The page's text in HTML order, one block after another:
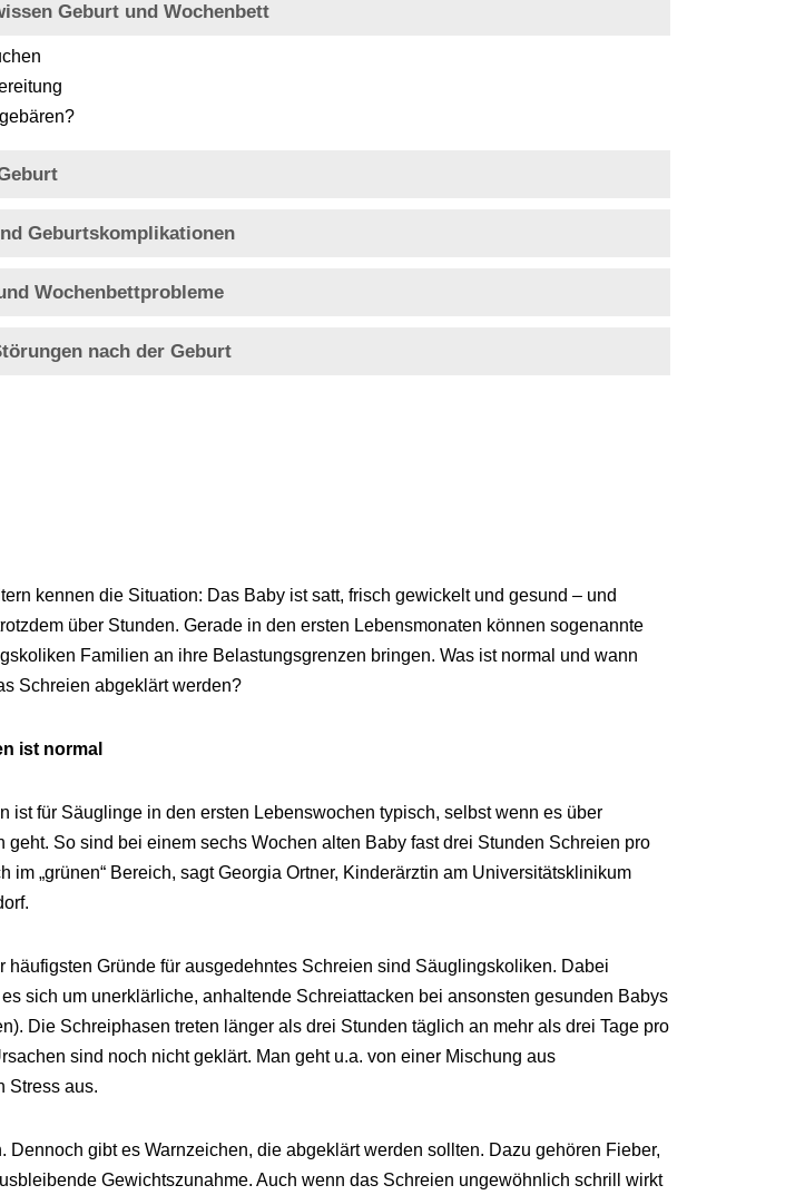
Geburt und Wochenbett
Geburtskomplikationen
Wochenbettprobleme
nach der Geburt
kennen die Situation: Das Baby ist satt, frisch gewickelt und gesund – und
über Stunden. Gerade in den ersten Lebensmonaten können sogenannte
Familien an ihre Belastungsgrenzen bringen. Was ist normal und wann
Schreien abgeklärt werden?
ist normal
ist für Säuglinge in den ersten Lebenswochen typisch, selbst wenn es über
geht. So sind bei einem sechs Wochen alten Baby fast drei Stunden Schreien pro
im „grünen“ Bereich, sagt Georgia Ortner, Kinderärztin am Universitätsklinikum
häufigsten Gründe für ausgedehntes Schreien sind Säuglingskoliken. Dabei
sich um unerklärliche, anhaltende Schreiattacken bei ansonsten gesunden Babys
Die Schreiphasen treten länger als drei Stunden täglich an mehr als drei Tage pro
sind noch nicht geklärt. Man geht u.a. von einer Mischung aus
Stress aus.
gibt es Warnzeichen, die abgeklärt werden sollten. Dazu gehören Fieber,
Gewichtszunahme. Auch wenn das Schreien ungewöhnlich schrill wirkt